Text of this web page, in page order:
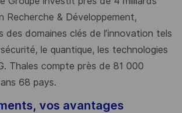
Recherche & Développement,
des domaines clés de l’innovation tels
le quantique, les technologies
Thales compte près de 81 000
68 pays.
vos avantages